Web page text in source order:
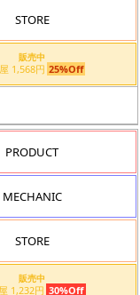
STORE
販売中
駿河屋 1,568円 25%Off
PRODUCT
MECHANIC
STORE
販売中
駿河屋 1,232円 30%Off